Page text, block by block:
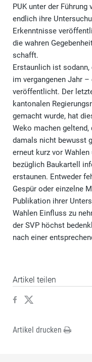
PUK unter der
endlich ihre
Erkenntnisse
die wahren
schafft.
Erstaunlich ist
im vergangenen Jahr
veröffentlicht. Der
kantonalen
gemacht wurde, hat
Weko machen
damals nicht bewusst
erneut kurz vor
bezüglich Baukartell
erstaunen. Entweder
Gespür oder einzelne
Publikation ihrer
Wahlen Einfluss zu
der SVP höchst
nach einer
Artikel teilen
Artikel drucken